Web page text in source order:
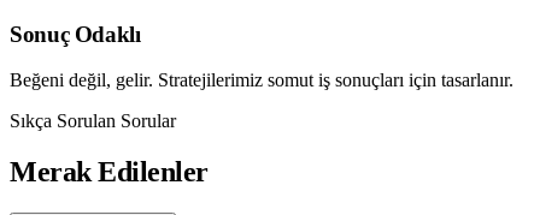
Sonuç Odaklı
Beğeni değil, gelir. Stratejilerimiz somut iş sonuçları için tasarlanır.
Sıkça Sorulan Sorular
Merak Edilenler